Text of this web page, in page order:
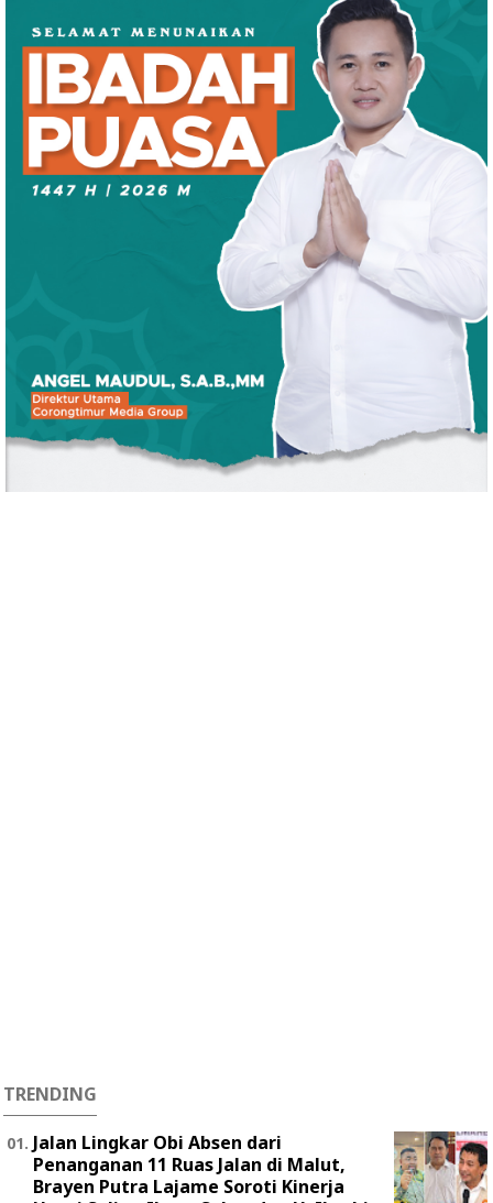
TRENDING
Jalan Lingkar Obi Absen dari
Penanganan 11 Ruas Jalan di Malut,
Brayen Putra Lajame Soroti Kinerja